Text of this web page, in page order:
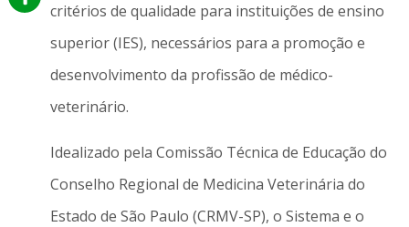
critérios de qualidade para instituições de ensino
superior (IES), necessários para a promoção e
desenvolvimento da profissão de médico-
veterinário.
Idealizado pela Comissão Técnica de Educação do
Conselho Regional de Medicina Veterinária do
Estado de São Paulo (CRMV-SP), o Sistema e o